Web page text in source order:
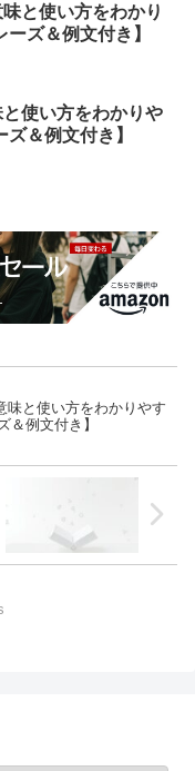
と使い方をわかり
ズ＆例文付き】
使い方をわかりや
＆例文付き】
味と使い方をわかりやす
＆例文付き】